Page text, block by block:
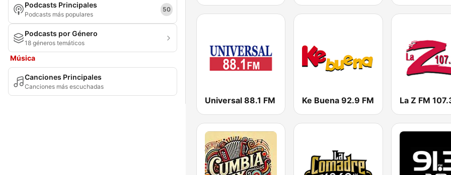
Podcasts Principales
Podcasts más populares
50
Podcasts por Género
18 géneros temáticos
Música
Canciones Principales
Canciones más escuchadas
Universal 88.1 FM Ke Buena 92.9 FM La Z FM